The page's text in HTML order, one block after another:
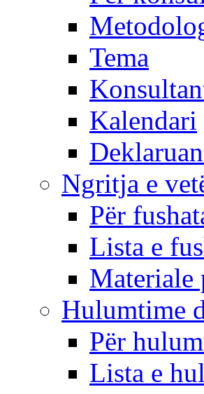
Tema
Kalendari
Ngritja e
Për
Lista e
Materiale
Hulumtime
Për
Lista e